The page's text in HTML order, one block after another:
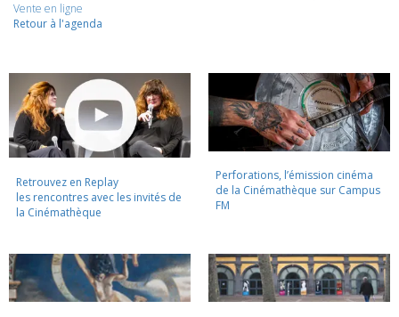
Vente en ligne
Retour à l'agenda
Retrouvez en Replay
les rencontres avec les invités de
la Cinémathèque
Perforations, l’émission cinéma
de la Cinémathèque sur Campus
FM